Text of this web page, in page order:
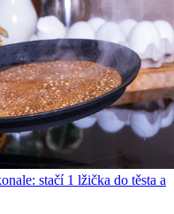
stačí 1 lžička do těsta a